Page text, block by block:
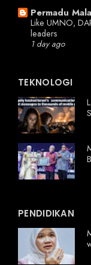
Permadu
Like UMNO,
leaders
1 day ago
TEKNOLOGI
PENDIDIKAN